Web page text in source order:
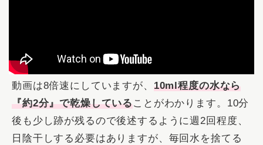
動画は8倍速にしていますが、 10ml程度の水なら
『約2分』で乾燥していることがわかります。10分
後も少し跡が残るので後述するように週2回程度、
日陰干しする必要はありますが、毎回水を捨てる